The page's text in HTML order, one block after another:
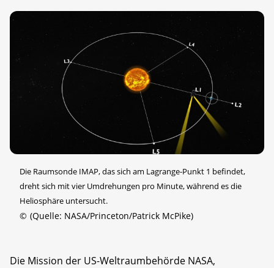
Die Raumsonde IMAP, das sich am Lagrange-Punkt 1 befindet,
dreht sich mit vier Umdrehungen pro Minute, während es die
Heliosphäre untersucht.
© (Quelle: NASA/Princeton/Patrick McPike)
Die Mission der US-Weltraumbehörde NASA,